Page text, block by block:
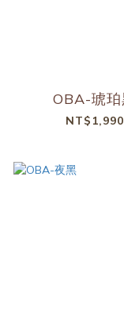
OBA-琥珀
NT$1,990